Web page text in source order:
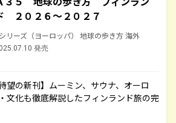
２０２６～２０２７
リーズ（ヨーロッパ） 地球の歩き方 海外
発売
望の新刊】ムーミン、サウナ、オーロ
文化も徹底解説したフィンランド旅の完